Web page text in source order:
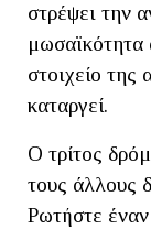
στρέψει την
μωσαϊκότητα
στοιχείο της
καταργεί.
Ο τρίτος
τους άλλους
Ρωτήστε